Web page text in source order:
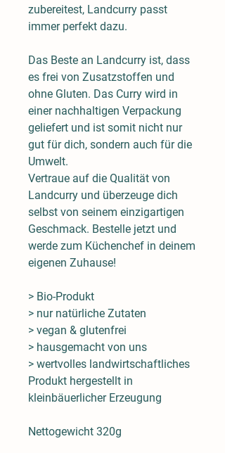
zubereitest, Landcurry passt
immer perfekt dazu.
Das Beste an Landcurry ist, dass
es frei von Zusatzstoffen und
ohne Gluten. Das Curry wird in
einer nachhaltigen Verpackung
geliefert und ist somit nicht nur
gut für dich, sondern auch für die
Umwelt.
Vertraue auf die Qualität von
Landcurry und überzeuge dich
selbst von seinem einzigartigen
Geschmack. Bestelle jetzt und
werde zum Küchenchef in deinem
eigenen Zuhause!
> Bio-Produkt
> nur natürliche Zutaten
> vegan & glutenfrei
> hausgemacht von uns
> wertvolles landwirtschaftliches
Produkt hergestellt in
kleinbäuerlicher Erzeugung
Nettogewicht 320g